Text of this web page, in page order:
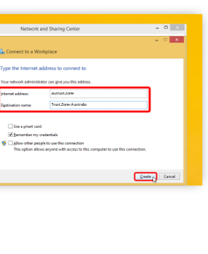
au.trust.zone
Trust.Zone-Australia